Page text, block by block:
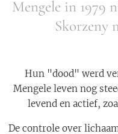
Mengele in 1979
Skorzeny
Hun "dood" werd
Mengele leven nog
levend en actief,
De controle over